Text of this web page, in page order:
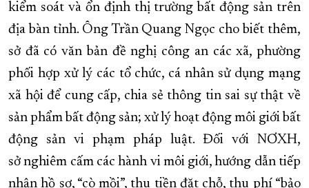
kiểm soát và ổn định thị trường bất động sản trên
địa bàn tỉnh. Ông Trần Quang Ngọc cho biết thêm,
sở đã có văn bản đề nghị công an các xã, phường
phối hợp xử lý các tổ chức, cá nhân sử dụng mạng
xã hội để cung cấp, chia sẻ thông tin sai sự thật về
sản phẩm bất động sản; xử lý hoạt động môi giới bất
động sản vi phạm pháp luật. Đối với NƠXH,
sở nghiêm cấm các hành vi môi giới, hướng dẫn tiếp
nhận hồ sơ, “cò mồi”, thu tiền đặt chỗ, thu phí “bảo